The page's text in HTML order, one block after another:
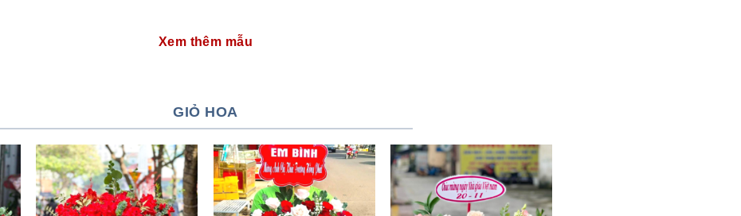
Xem thêm mẫu
GIỎ HOA